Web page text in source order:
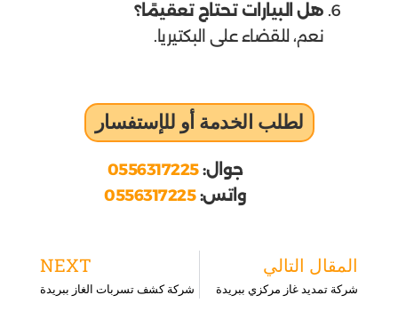
هل البيارات تحتاج تعقيمًا؟
نعم، للقضاء على البكتيريا.
لطلب الخدمة أو للإستفسار
جوال:0556317225
واتس:0556317225
Prev
المقال التالي
شركة تمديد غاز مركزي ببريدة
NEXT
شركة كشف تسربات الغاز ببريدة